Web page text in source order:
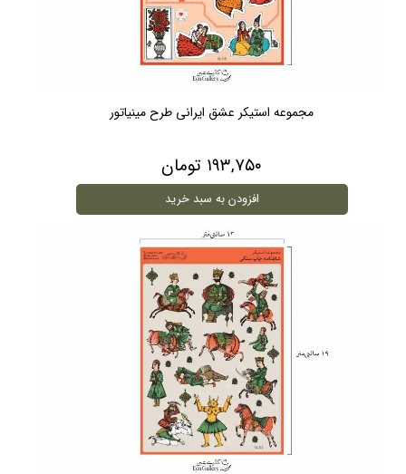
مجموعه استیکر عشق ایرانی طرح مینیاتور
۱۹۳,۷۵۰ تومان
افزودن به سبد خرید